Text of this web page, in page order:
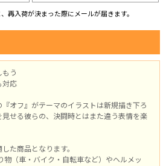
再入荷が決まった際にメールが届きます。
う
対応
オフ』がテーマのイラストは新規描き下ろ
せる彼らの、決闘時とはまた違う表情を楽
た商品となります。
物（車・バイク・自転車など）やヘルメッ